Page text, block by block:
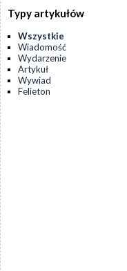
Typy artykułów
Wszystkie
Wiadomość
Wydarzenie
Artykuł
Wywiad
Felieton